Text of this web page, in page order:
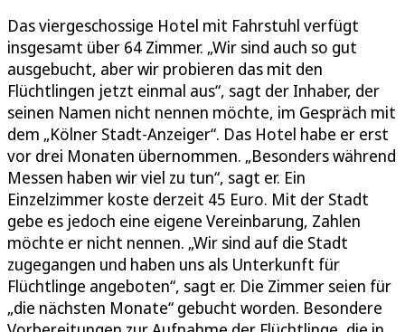
Das viergeschossige Hotel mit Fahrstuhl verfügt
insgesamt über 64 Zimmer. „Wir sind auch so gut
ausgebucht, aber wir probieren das mit den
Flüchtlingen jetzt einmal aus“, sagt der Inhaber, der
seinen Namen nicht nennen möchte, im Gespräch mit
dem „Kölner Stadt-Anzeiger“. Das Hotel habe er erst
vor drei Monaten übernommen. „Besonders während
Messen haben wir viel zu tun“, sagt er. Ein
Einzelzimmer koste derzeit 45 Euro. Mit der Stadt
gebe es jedoch eine eigene Vereinbarung, Zahlen
möchte er nicht nennen. „Wir sind auf die Stadt
zugegangen und haben uns als Unterkunft für
Flüchtlinge angeboten“, sagt er. Die Zimmer seien für
„die nächsten Monate“ gebucht worden. Besondere